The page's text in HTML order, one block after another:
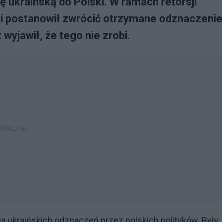
zwrócić otrzymane odznaczenie
że tego nie zrobi.